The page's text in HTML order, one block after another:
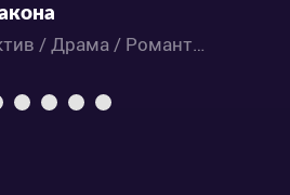
Триллер / Детектив / Драма / Романтика / Дорамы